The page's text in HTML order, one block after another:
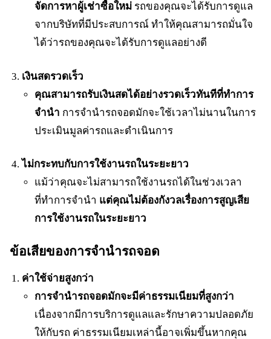
จัดการหาผู้เช่าซื้อใหม่รถของคุณจะได้รับการดูแล
จากบริษัทที่มีประสบการณ์ ทำให้คุณสามารถมั่นใจ
ได้ว่ารถของคุณจะได้รับการดูแลอย่างดี
เงินสดรวดเร็ว
คุณสามารถรับเงินสดได้อย่างรวดเร็วทันทีที่ทำการ
จำนำ การจำนำรถจอดมักจะใช้เวลาไม่นานในการ
ประเมินมูลค่ารถและดำเนินการ
ไม่กระทบกับการใช้งานรถในระยะยาว
แม้ว่าคุณจะไม่สามารถใช้งานรถได้ในช่วงเวลา
ที่ทำการจำนำ แต่คุณไม่ต้องกังวลเรื่องการสูญเสีย
การใช้งานรถในระยะยาว
ข้อเสียของการจำนำรถจอด
ค่าใช้จ่ายสูงกว่า
การจำนำรถจอดมักจะมีค่าธรรมเนียมที่สูงกว่า
เนื่องจากมีการบริการดูแลและรักษาความปลอดภัย
ให้กับรถ ค่าธรรมเนียมเหล่านี้อาจเพิ่มขึ้นหากคุณ